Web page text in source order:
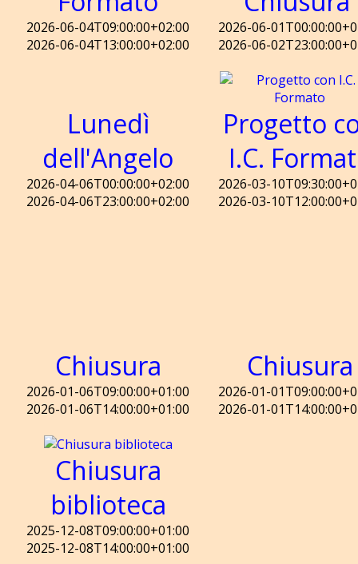
2026-06-04T09:00:00+02:00
2026-06-04T13:00:00+02:00
2026-06-
2026-06-
Lunedì
dell'Angelo
2026-04-06T00:00:00+02:00
2026-04-06T23:00:00+02:00
Progetto
I.C.
2026-03-
2026-03-
Chiusura
2026-01-06T09:00:00+01:00
2026-01-06T14:00:00+01:00
Chiusura
2026-01-
2026-01-
Chiusura
biblioteca
2025-12-08T09:00:00+01:00
2025-12-08T14:00:00+01:00